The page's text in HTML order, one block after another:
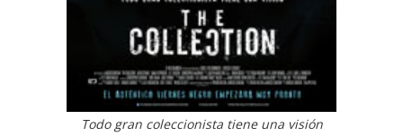
Todo gran coleccionista tiene una visión